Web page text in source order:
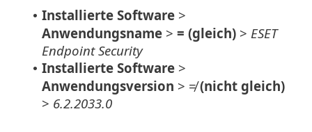
• Installierte Software >
Anwendungsname > = (gleich) > ESET
Endpoint Security
• Installierte Software >
Anwendungsversion > ≠(nicht gleich)
> 6.2.2033.0